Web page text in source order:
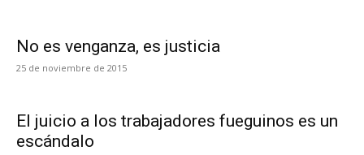
No es venganza, es justicia
25 de noviembre de 2015
El juicio a los trabajadores fueguinos es un
escándalo